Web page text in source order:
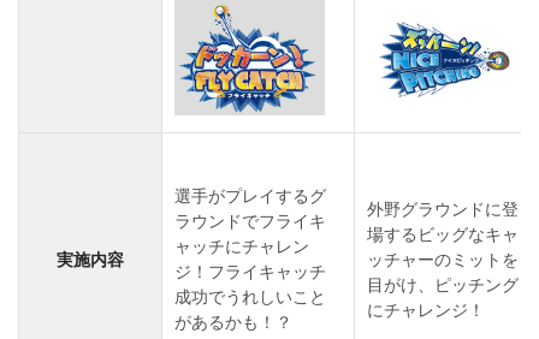
実施内容
選手がプレイするグ
ラウンドでフライキ
ャッチにチャレン
ジ！フライキャッチ
成功でうれしいこと
があるかも！？
外野グラウンドに登
場するビッグなキャ
ッチャーのミットを
目がけ、ピッチング
にチャレンジ！